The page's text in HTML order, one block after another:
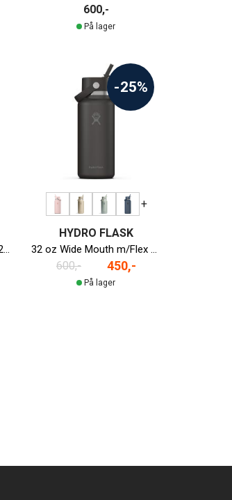
600,-
På lager
Micro Hydro™ Miniflaske | 200ml
-25%
+
HYDRO FLASK
32 oz Wide Mouth m/Flex Straw Cap
600,- 450,-
På lager